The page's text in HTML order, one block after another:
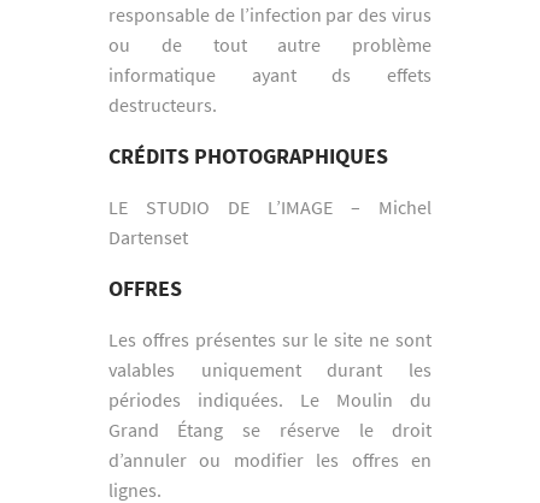
responsable de l’infection par des virus
ou de tout autre problème
informatique ayant ds effets
destructeurs.
CRÉDITS PHOTOGRAPHIQUES
LE STUDIO DE L’IMAGE – Michel
Dartenset
OFFRES
Les offres présentes sur le site ne sont
valables uniquement durant les
périodes indiquées. Le Moulin du
Grand Étang se réserve le droit
d’annuler ou modifier les offres en
lignes.